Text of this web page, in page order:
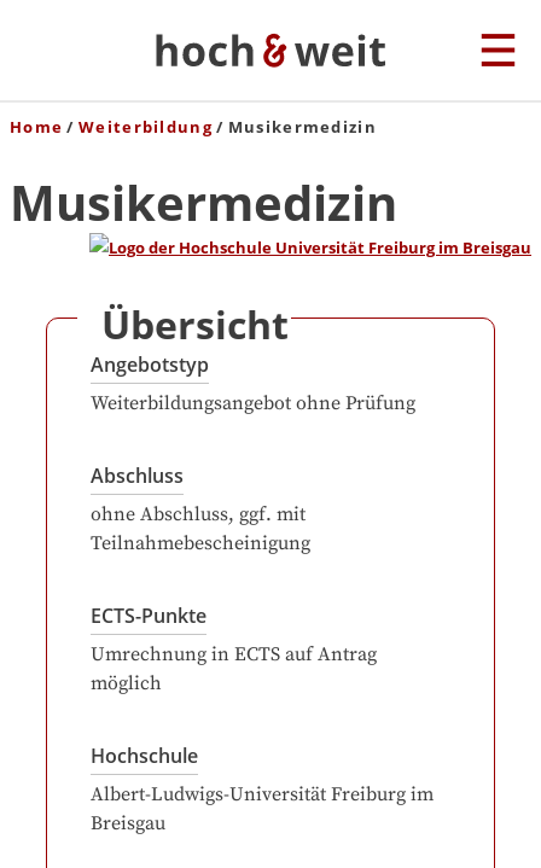
Home Weiterbildung Musikermedizin
Musikermedizin
Übersicht
Angebotstyp
Weiterbildungsangebot ohne Prüfung
Abschluss
ohne Abschluss, ggf. mit
Teilnahmebescheinigung
ECTS-Punkte
Umrechnung in ECTS auf Antrag
möglich
Hochschule
Albert-Ludwigs-Universität Freiburg im
Breisgau